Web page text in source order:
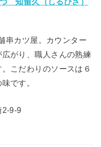
串カツ屋。カウンター
がり、職人さんの熟練
こだわりのソースは６
です。
2-9-9